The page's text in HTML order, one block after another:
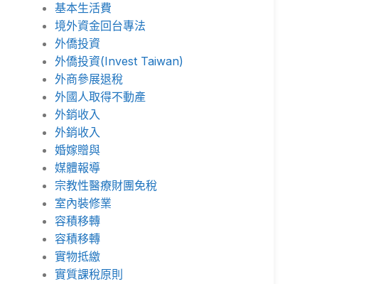
基本生活費
境外資金回台專法
外僑投資
外僑投資(Invest Taiwan)
外商參展退稅
外國人取得不動產
外銷收入
外銷收入
婚嫁贈與
媒體報導
宗教性醫療財團免稅
室內裝修業
容積移轉
容積移轉
實物抵繳
實質課稅原則